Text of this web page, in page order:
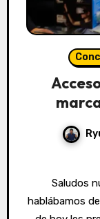
Saludos nuevamente, hace algunos días les
hablábamos